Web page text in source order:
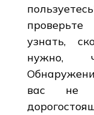
узнать,
нужно,
вас не